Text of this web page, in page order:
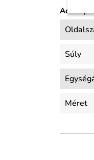
Adatlap
Súly
Méret